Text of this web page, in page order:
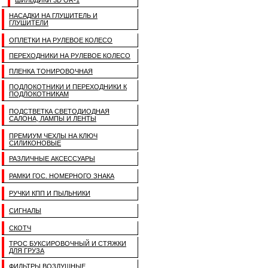
НАСАДКИ НА ГЛУШИТЕЛЬ И
ГЛУШИТЕЛИ
ОПЛЕТКИ НА РУЛЕВОЕ КОЛЕСО
ПЕРЕХОДНИКИ НА РУЛЕВОЕ КОЛЕСО
ПЛЕНКА ТОНИРОВОЧНАЯ
ПОДЛОКОТНИКИ И ПЕРЕХОДНИКИ К
ПОДЛОКОТНИКАМ
ПОДСТВЕТКА СВЕТОДИОДНАЯ
САЛОНА, ЛАМПЫ И ЛЕНТЫ
ПРЕМИУМ ЧЕХЛЫ НА КЛЮЧ
СИЛИКОНОВЫЕ
РАЗЛИЧНЫЕ АКСЕССУАРЫ
РАМКИ ГОС. НОМЕРНОГО ЗНАКА
РУЧКИ КПП И ПЫЛЬНИКИ
СИГНАЛЫ
СКОТЧ
ТРОС БУКСИРОВОЧНЫЙ И СТЯЖКИ
ДЛЯ ГРУЗА
ФИЛЬТРЫ ВОЗДУШНЫЕ